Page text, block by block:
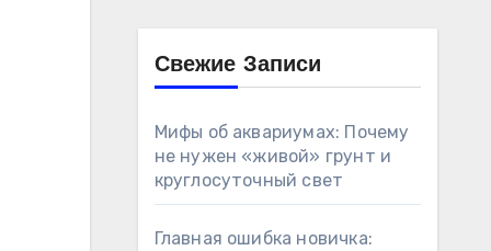
Свежие Записи
Мифы об аквариумах: Почему
не нужен «живой» грунт и
круглосуточный свет
Главная ошибка новичка: